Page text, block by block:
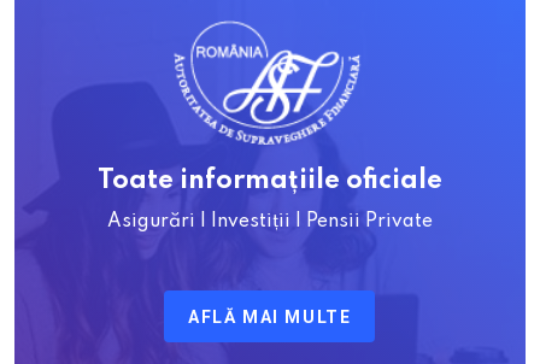
Toate informațiile oficiale
Asigurări | Investiții | Pensii Private
AFLĂ MAI MULTE